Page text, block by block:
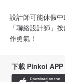
設計師可能休假
「聯絡設計師」
作勇氣！
下載 Pinkoi APP